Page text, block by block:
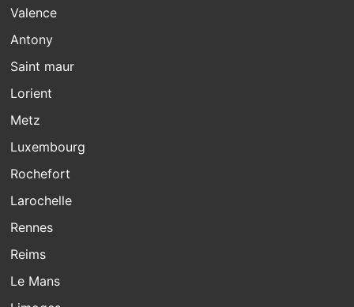
Valence
Antony
Saint maur
Lorient
Metz
Luxembourg
Rochefort
Larochelle
Rennes
Reims
Le Mans